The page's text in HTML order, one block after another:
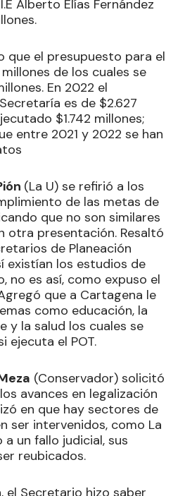
Alberto Elías Fernández
que el presupuesto para el
de los cuales se
En 2022 el
es de $2.627
$1.742 millones;
entre 2021 y 2022 se han
(La U) se refirió a los
de las metas de
que no son similares
otra presentación. Resaltó
de Planeación
existían los estudios de
no es así, como expuso el
que a Cartagena le
como educación, la
y la salud los cuales se
ejecuta el POT.
(Conservador) solicitó
avances en legalización
en que hay sectores de
ser intervenidos, como La
a un fallo judicial, sus
reubicados.